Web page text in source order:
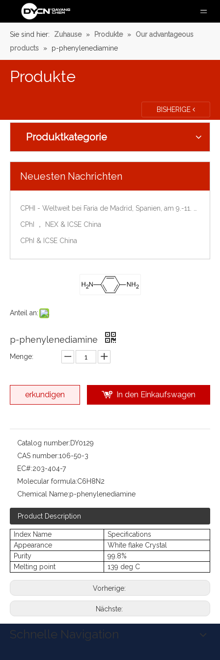
Sie sind hier: Zuhause » Produkte »
Our advantageous
products
» p-phenylenediamine
Produkte
BISHERIGE
Produktkategorie
Neuesten Nachrichten
CPhI ， NEX & ICSE China
CPhI & ICSE China
Anteil an:
p-phenylenediamine
Menge:
erkundigen In den Einkaufswagen
Catalog number:DY0129
CAS number:106-50-3
EC#:203-404-7
Molecular formula:C6H8N2
Chemical Name:p-phenylenediamine
Product Description
Index Name
Specifications
Appearance
White flake Crystal
Purity
99.8%
Melting point
139 deg C
Vorherige:
Nächste:
Schnelle Navigation